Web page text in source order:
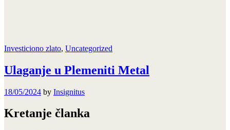
Investiciono zlato, Uncategorized
Ulaganje u Plemeniti Metal
18/05/2024 by Insignitus
Kretanje članka